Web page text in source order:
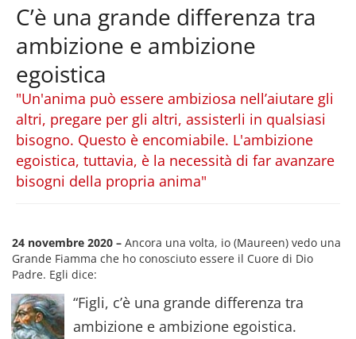
C’è una grande differenza tra
ambizione e ambizione
egoistica
"Un'anima può essere ambiziosa nell’aiutare gli
altri, pregare per gli altri, assisterli in qualsiasi
bisogno. Questo è encomiabile. L'ambizione
egoistica, tuttavia, è la necessità di far avanzare
bisogni della propria anima"
24 novembre 2020 – Ancora una volta, io (Maureen) vedo una
Grande Fiamma che ho conosciuto essere il Cuore di Dio
Padre. Egli dice:
“Figli, c’è una grande differenza tra
ambizione e ambizione egoistica.